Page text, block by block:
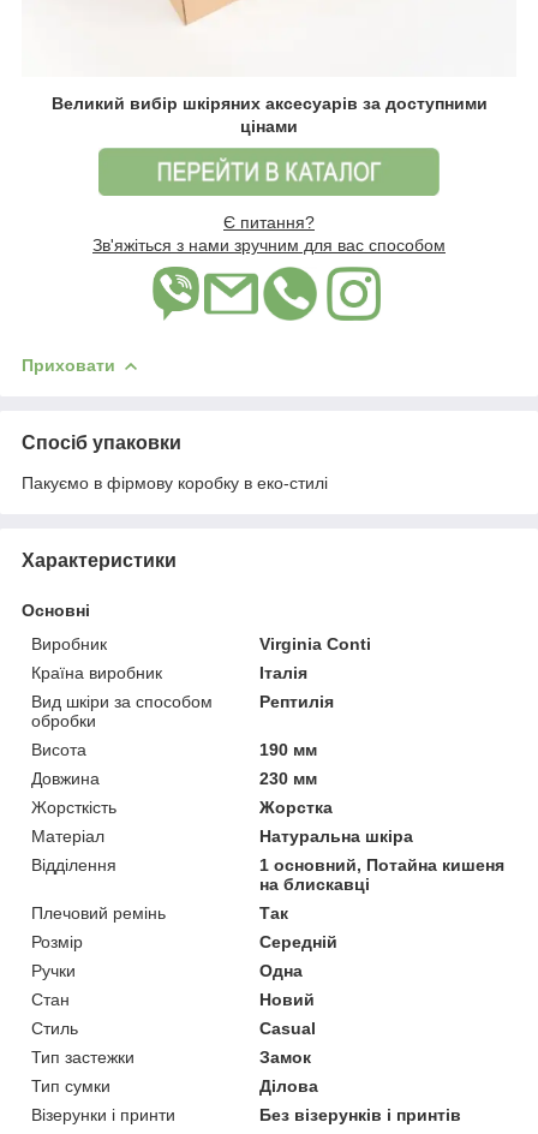
Великий вибір шкіряних аксесуарів за доступними
цінами
Є питання?
Зв'яжіться з нами зручним для вас способом
Приховати
Спосіб упаковки
Пакуємо в фірмову коробку в еко-стилі
Характеристики
Основні
Виробник
Virginia Conti
Країна виробник
Італія
Вид шкіри за способом
обробки
Рептилія
Висота
190 мм
Довжина
230 мм
Жорсткість
Жорстка
Матеріал
Натуральна шкіра
Відділення
1 основний, Потайна кишеня
на блискавці
Плечовий ремінь
Так
Розмір
Середній
Ручки
Одна
Стан
Новий
Стиль
Casual
Тип застежки
Замок
Тип сумки
Ділова
Візерунки і принти
Без візерунків і принтів